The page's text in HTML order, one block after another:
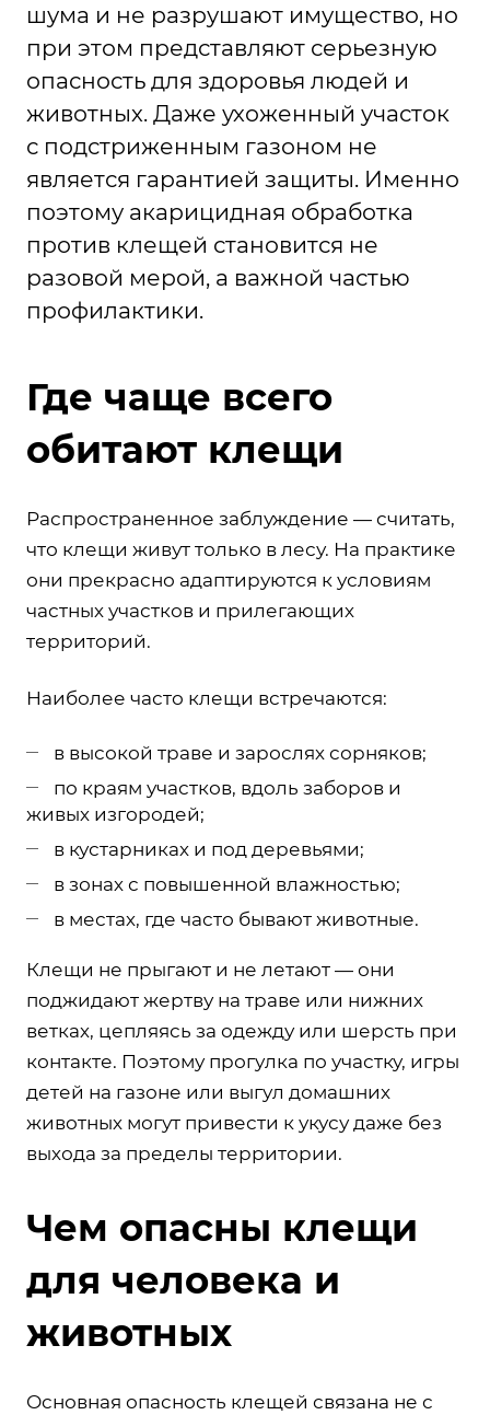
шума и не разрушают имущество, но
при этом представляют серьезную
опасность для здоровья людей и
животных. Даже ухоженный участок
с подстриженным газоном не
является гарантией защиты. Именно
поэтому акарицидная обработка
против клещей становится не
разовой мерой, а важной частью
профилактики.
Где чаще всего
обитают клещи
Распространенное заблуждение — считать,
что клещи живут только в лесу. На практике
они прекрасно адаптируются к условиям
частных участков и прилегающих
территорий.
Наиболее часто клещи встречаются:
в высокой траве и зарослях сорняков;
по краям участков, вдоль заборов и
живых изгородей;
в кустарниках и под деревьями;
в зонах с повышенной влажностью;
в местах, где часто бывают животные.
Клещи не прыгают и не летают — они
поджидают жертву на траве или нижних
ветках, цепляясь за одежду или шерсть при
контакте. Поэтому прогулка по участку, игры
детей на газоне или выгул домашних
животных могут привести к укусу даже без
выхода за пределы территории.
Чем опасны клещи
для человека и
животных
Основная опасность клещей связана не с